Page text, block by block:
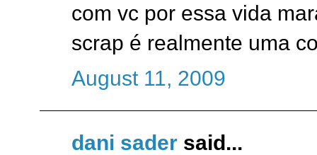
com vc por essa vida
scrap é realmente uma
August 11, 2009
dani sader said...